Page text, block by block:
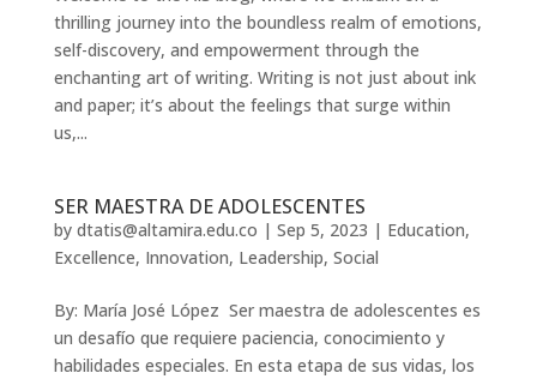
thrilling journey into the boundless realm of emotions,
self-discovery, and empowerment through the
enchanting art of writing. Writing is not just about ink
and paper; it’s about the feelings that surge within
us,...
SER MAESTRA DE ADOLESCENTES
by dtatis@altamira.edu.co | Sep 5, 2023 | Education,
Excellence, Innovation, Leadership, Social
By: María José López Ser maestra de adolescentes es
un desafío que requiere paciencia, conocimiento y
habilidades especiales. En esta etapa de sus vidas, los